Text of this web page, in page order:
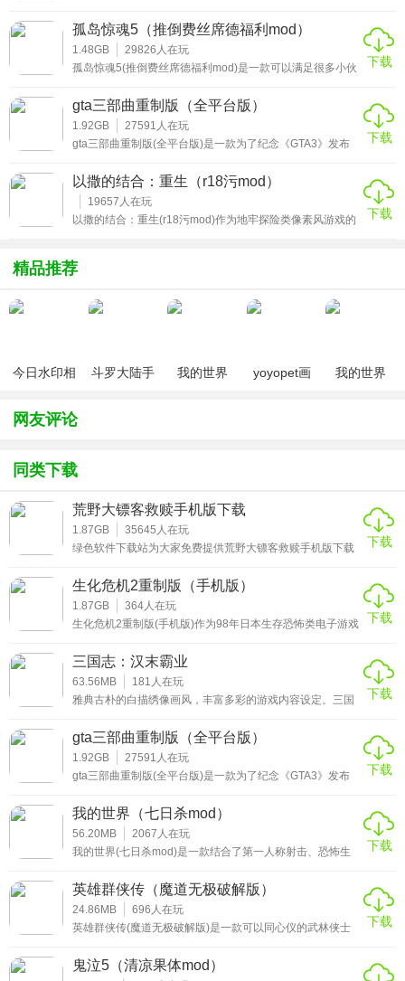
哪里才能下载到安全稳定的正版补丁。关于这个问题，本期
就给大家推荐一份荒野大镖客2少女清凉果体mod补丁，有
需要的小伙伴欢迎来下载使用，相信你们会有惊喜发现的!
孤岛惊魂5（推倒费丝席德福利mod）
1.48GB 29826 人在玩
孤岛惊魂5(推倒费丝席德福利mod)是一款可以满足很多小伙
情的和这个女角色进行各种互动。感兴趣的朋友欢迎来孤岛
惊魂5可以睡的费丝女角色mod下载哟!
下载
gta三部曲重制版（全平台版）
1.92GB 27591 人在玩
gta三部曲重制版(全平台版)是一款为了纪念《GTA3》发布
家的情怀，保留许多标志性场景和英文梗，这些可以让他们
重新沉浸在“给他爱”的游戏世界中，体验从前那般紧张刺激
的都市小人物生活。
下载
以撒的结合：重生（r18污mod）
19657 人在玩
以撒的结合：重生(r18污mod)作为地牢探险类像素风游戏的
资源提升自己。如果小伙伴们对这款玩法感兴趣的话，那就
来以撒的结合重生r18污mod下载吧!
下载
精品推荐
今日水印相
卡作弊版）
斗罗大陆手
我的世界
yoyopet画
我的世界
网友评论
同类下载
荒野大镖客救赎手机版下载
1.87GB 35645 人在玩
绿色软件下载站为大家免费提供荒野大镖客救赎手机版下载
哪里才能下载到安全稳定的正版补丁。关于这个问题，本期
就给大家推荐一份荒野大镖客2少女清凉果体mod补丁，有
需要的小伙伴欢迎来下载使用，相信你们会有惊喜发现的!
下载
生化危机2重制版（手机版）
1.87GB 364人在玩
生化危机2重制版(手机版)作为98年日本生存恐怖类电子游戏
是依照《生化危机7》进行打造的，带给玩家经典的生存玩
法的同时，重新带大家了解故事的真相。
下载
三国志：汉末霸业
63.56MB 181 人在玩
雅典古朴的白描绣像画风，丰富多彩的游戏内容设定。三国
要是基于中国人自己对三国游戏的新思维和新视角，我们将
创造一个不同的三国世界。深入刻画了三国城市间的地域差
异，以及各自武将能力与特征的异同点，并以天时地利人和
为重点，结合战法中天时地利人和的调配，展开了精彩的战
下载
gta三部曲重制版（全平台版）
1.92GB 27591 人在玩
gta三部曲重制版(全平台版)是一款为了纪念《GTA3》发布
家的情怀，保留许多标志性场景和英文梗，这些可以让他们
重新沉浸在“给他爱”的游戏世界中，体验从前那般紧张刺激
的都市小人物生活。
下载
我的世界（七日杀mod）
56.20MB 2067 人在玩
我的世界(七日杀mod)是一款结合了第一人称射击、恐怖生
要面临着每七天一次的血月，还要不断的收集食物和资源，
以此来加固自己的防御堡垒，让你可以在血月那天可以抵抗
住丧尸潮的危机，这样原汁原味的融合类玩法不知道你会不
会喜欢呢?
下载
英雄群侠传（魔道无极破解版）
24.86MB 696 人在玩
英雄群侠传(魔道无极破解版)是一款可以同心仪的武林侠士
有其他角色扮演类游戏特有的强化、锻造、修炼等玩法。喜
欢这种经典像素风的朋友欢迎来英雄群侠传攻略魔道无极破
下载
鬼泣5（清凉果体mod）